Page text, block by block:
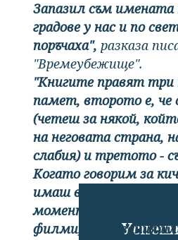
Запазил съм имената
градове у нас и по
поръчаха", разказа
"Времеубежище".
"Книгите правят три
памет, второто е, че
(четеш за някой,
на неговата страна,
слабия) и третото -
Когато говорим за
имаш вкус от
момента кичът не е
филми, предавания